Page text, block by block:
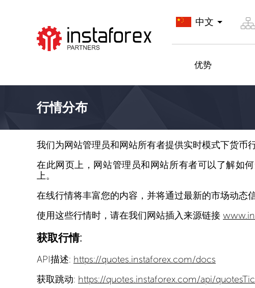
中文
优势
行情分布
我们为网站管理员和网站所有者提供实时模式下货币
在此网页上，网站管理员和网站所有者可以了解如
上。
在线行情将丰富您的内容，并将通过最新的市场动态
使用这些行情时，请在我们网站插入来源链接
获取行情:
API描述: https://quotes.instaforex.com/docs
获取跳动: https://quotes.instaforex.com/api/